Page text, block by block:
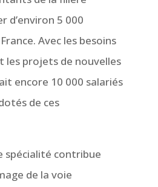
d’environ 5 000
Avec les besoins
les projets de nouvelles
encore 10 000 salariés
de ces
spécialité contribue
de la voie